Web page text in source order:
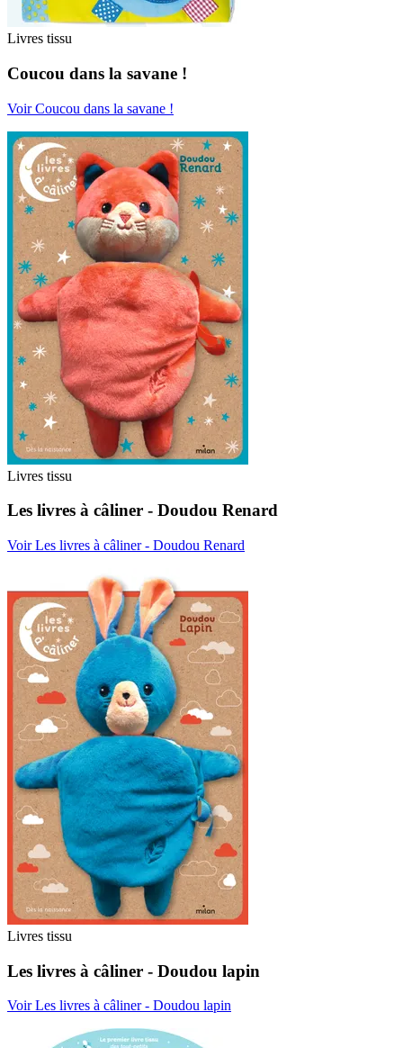
Livres tissu
Coucou dans la savane !
Voir Coucou dans la savane !
Livres tissu
Les livres à câliner - Doudou Renard
Voir Les livres à câliner - Doudou Renard
Livres tissu
Les livres à câliner - Doudou lapin
Voir Les livres à câliner - Doudou lapin